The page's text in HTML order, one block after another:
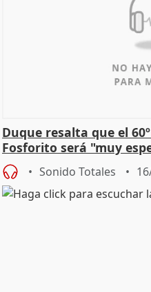
Duque resalta que el
Fosforito será "muy
Sonido Totales